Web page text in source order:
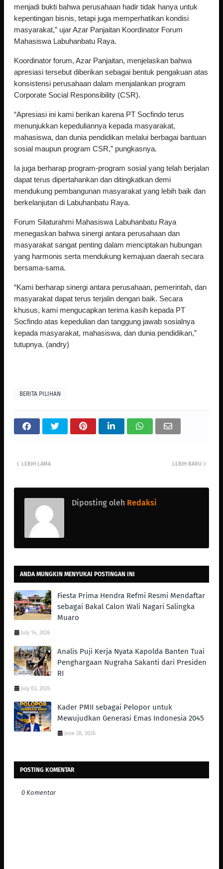
menjadi bukti bahwa perusahaan hadir tidak hanya untuk
kepentingan bisnis, tetapi juga memperhatikan kondisi
masyarakat,” ujar Azar Panjaitan Koordinator Forum
Mahasiswa Labuhanbatu Raya.
‎Koordinator forum, Azar Panjaitan, menjelaskan bahwa
apresiasi tersebut diberikan sebagai bentuk pengakuan atas
konsistensi perusahaan dalam menjalankan program
Corporate Social Responsibility (CSR).
‎“Apresiasi ini kami berikan karena PT Socfindo terus
menunjukkan kepeduliannya kepada masyarakat,
mahasiswa, dan dunia pendidikan melalui berbagai bantuan
sosial maupun program CSR,” pungkasnya.
‎Ia juga berharap program-program sosial yang telah berjalan
dapat terus dipertahankan dan ditingkatkan demi
mendukung pembangunan masyarakat yang lebih baik dan
berkelanjutan di Labuhanbatu Raya.
‎Forum Silaturahmi Mahasiswa Labuhanbatu Raya
menegaskan bahwa sinergi antara perusahaan dan
masyarakat sangat penting dalam menciptakan hubungan
yang harmonis serta mendukung kemajuan daerah secara
bersama-sama.
‎“Kami berharap sinergi antara perusahaan, pemerintah, dan
masyarakat dapat terus terjalin dengan baik. Secara
khusus, kami mengucapkan terima kasih kepada PT
Socfindo atas kepedulian dan tanggung jawab sosialnya
kepada masyarakat, mahasiswa, dan dunia pendidikan,”
tutupnya. (andry)
BERITA PILIHAN
LEBIH BARU
LEBIH LAMA
Diposting oleh Redaksi
ANDA MUNGKIN MENYUKAI POSTINGAN INI
Fiesta Prima Hendra Refmi Resmi Mendaftar
sebagai Bakal Calon Wali Nagari Salingka
Muaro
July 14, 2026
Analis Puji Kerja Nyata Kapolda Banten Tuai
Penghargaan Nugraha Sakanti dari Presiden
RI
July 03, 2026
Kader PMII sebagai Pelopor untuk
Mewujudkan Generasi Emas Indonesia 2045
June 28, 2026
POSTING KOMENTAR
0 Komentar